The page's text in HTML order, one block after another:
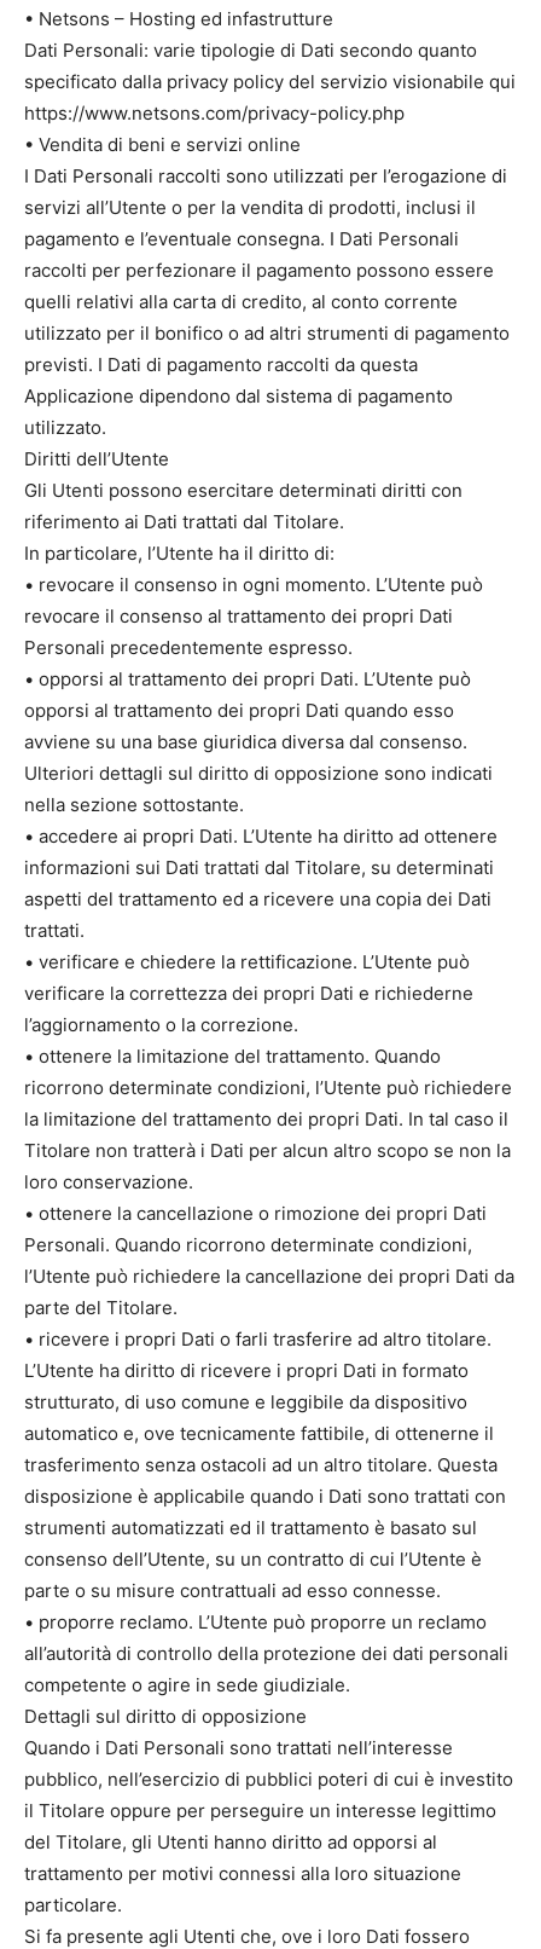
• Netsons – Hosting ed infastrutture
Dati Personali: varie tipologie di Dati secondo quanto
specificato dalla privacy policy del servizio visionabile qui
https://www.netsons.com/privacy-policy.php
• Vendita di beni e servizi online
I Dati Personali raccolti sono utilizzati per l’erogazione di
servizi all’Utente o per la vendita di prodotti, inclusi il
pagamento e l’eventuale consegna. I Dati Personali
raccolti per perfezionare il pagamento possono essere
quelli relativi alla carta di credito, al conto corrente
utilizzato per il bonifico o ad altri strumenti di pagamento
previsti. I Dati di pagamento raccolti da questa
Applicazione dipendono dal sistema di pagamento
utilizzato.
Diritti dell’Utente
Gli Utenti possono esercitare determinati diritti con
riferimento ai Dati trattati dal Titolare.
In particolare, l’Utente ha il diritto di:
• revocare il consenso in ogni momento. L’Utente può
revocare il consenso al trattamento dei propri Dati
Personali precedentemente espresso.
• opporsi al trattamento dei propri Dati. L’Utente può
opporsi al trattamento dei propri Dati quando esso
avviene su una base giuridica diversa dal consenso.
Ulteriori dettagli sul diritto di opposizione sono indicati
nella sezione sottostante.
• accedere ai propri Dati. L’Utente ha diritto ad ottenere
informazioni sui Dati trattati dal Titolare, su determinati
aspetti del trattamento ed a ricevere una copia dei Dati
trattati.
• verificare e chiedere la rettificazione. L’Utente può
verificare la correttezza dei propri Dati e richiederne
l’aggiornamento o la correzione.
• ottenere la limitazione del trattamento. Quando
ricorrono determinate condizioni, l’Utente può richiedere
la limitazione del trattamento dei propri Dati. In tal caso il
Titolare non tratterà i Dati per alcun altro scopo se non la
loro conservazione.
• ottenere la cancellazione o rimozione dei propri Dati
Personali. Quando ricorrono determinate condizioni,
l’Utente può richiedere la cancellazione dei propri Dati da
parte del Titolare.
• ricevere i propri Dati o farli trasferire ad altro titolare.
L’Utente ha diritto di ricevere i propri Dati in formato
strutturato, di uso comune e leggibile da dispositivo
automatico e, ove tecnicamente fattibile, di ottenerne il
trasferimento senza ostacoli ad un altro titolare. Questa
disposizione è applicabile quando i Dati sono trattati con
strumenti automatizzati ed il trattamento è basato sul
consenso dell’Utente, su un contratto di cui l’Utente è
parte o su misure contrattuali ad esso connesse.
• proporre reclamo. L’Utente può proporre un reclamo
all’autorità di controllo della protezione dei dati personali
competente o agire in sede giudiziale.
Dettagli sul diritto di opposizione
Quando i Dati Personali sono trattati nell’interesse
pubblico, nell’esercizio di pubblici poteri di cui è investito
il Titolare oppure per perseguire un interesse legittimo
del Titolare, gli Utenti hanno diritto ad opporsi al
trattamento per motivi connessi alla loro situazione
particolare.
Si fa presente agli Utenti che, ove i loro Dati fossero